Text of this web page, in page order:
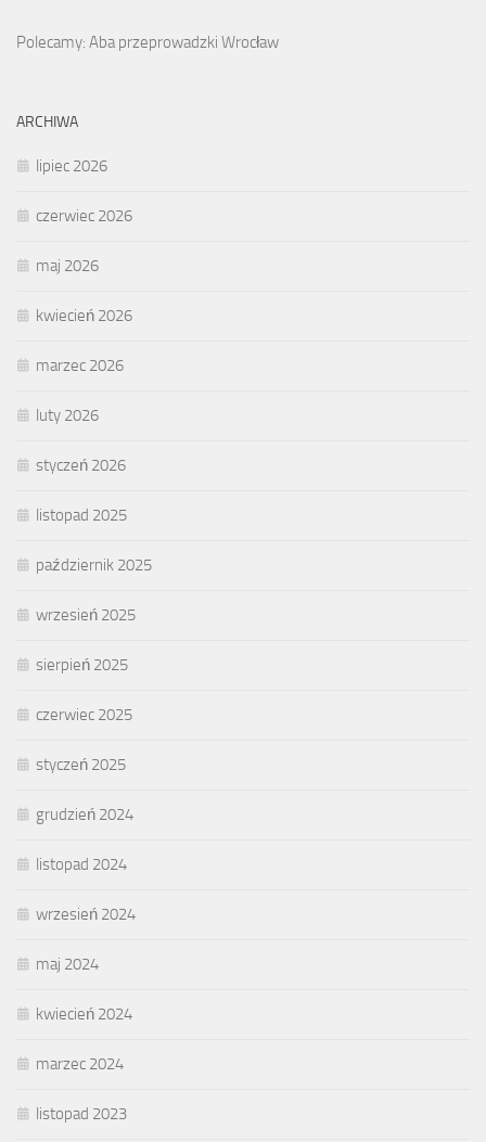
Polecamy: Aba przeprowadzki Wrocław
ARCHIWA
lipiec 2026
czerwiec 2026
maj 2026
kwiecień 2026
marzec 2026
luty 2026
styczeń 2026
listopad 2025
październik 2025
wrzesień 2025
sierpień 2025
czerwiec 2025
styczeń 2025
grudzień 2024
listopad 2024
wrzesień 2024
maj 2024
kwiecień 2024
marzec 2024
listopad 2023